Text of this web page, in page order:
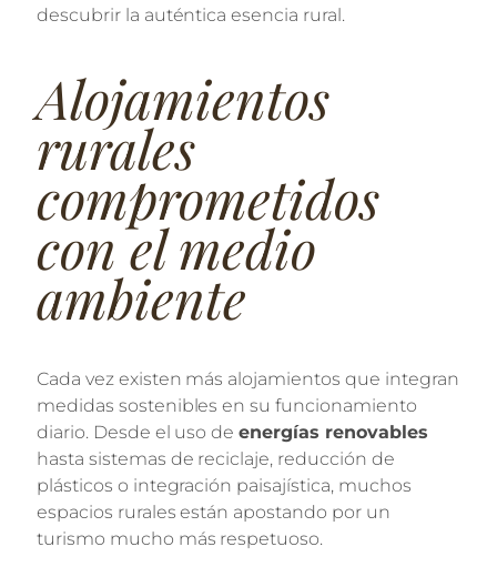
descubrir la auténtica esencia rural.
Alojamientos
rurales
comprometidos
con el medio
ambiente
Cada vez existen más alojamientos que integran
medidas sostenibles en su funcionamiento
diario. Desde el uso deenergías renovables
hasta sistemas de reciclaje, reducción de
plásticos o integración paisajística, muchos
espacios rurales están apostando por un
turismo mucho más respetuoso.